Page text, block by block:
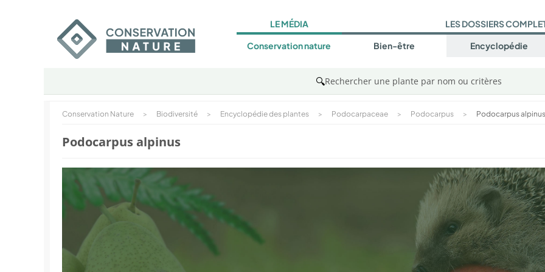
LE MÉDIA
Conservation nature
LES DOSSIERS
Bien-être Encyclopédie
🔍Rechercher une plante par nom ou critères
Conservation Nature > Biodiversité > Encyclopédie des plantes > Podocarpaceae > Podocarpus > Podocarpus alpinus
Podocarpus alpinus